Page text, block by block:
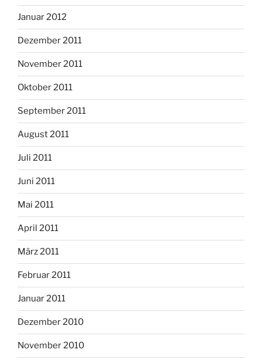
Januar 2012
Dezember 2011
November 2011
Oktober 2011
September 2011
August 2011
Juli 2011
Juni 2011
Mai 2011
April 2011
März 2011
Februar 2011
Januar 2011
Dezember 2010
November 2010